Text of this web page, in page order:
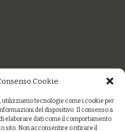
Cookie
utilizziamo tecnologie come i cookie per
del dispositivo. Il consenso a
elaborare dati come il comportamento
sito. Non acconsentire o ritirare il